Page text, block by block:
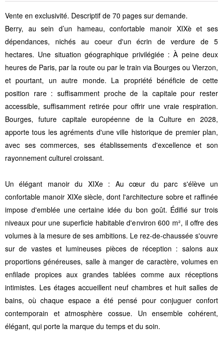
Vente en exclusivité. Descriptif de 70 pages sur demande.
Berry, au sein d’un hameau, confortable manoir XIXè et ses
dépendances, nichés au coeur d'un écrin de verdure de 5
hectares. Une situation géographique privilégiée : À peine deux
heures de Paris, par la route ou par le train via Bourges ou Vierzon,
et pourtant, un autre monde. La propriété bénéficie de cette
position rare : suffisamment proche de la capitale pour rester
accessible, suffisamment retirée pour offrir une vraie respiration.
Bourges, future capitale européenne de la Culture en 2028,
apporte tous les agréments d'une ville historique de premier plan,
avec ses commerces, ses établissements d'excellence et son
rayonnement culturel croissant.
Un élégant manoir du XIXe : Au cœur du parc s'élève un
confortable manoir XIXe siècle, dont l'architecture sobre et raffinée
impose d'emblée une certaine idée du bon goût. Édifié sur trois
niveaux pour une superficie habitable d'environ 600 m², il offre des
volumes à la mesure de ses ambitions. Le rez-de-chaussée s'ouvre
sur de vastes et lumineuses pièces de réception : salons aux
proportions généreuses, salle à manger de caractère, volumes en
enfilade propices aux grandes tablées comme aux réceptions
intimistes. Les étages accueillent neuf chambres et huit salles de
bains, où chaque espace a été pensé pour conjuguer confort
contemporain et atmosphère cossue. Un ensemble cohérent,
élégant, qui porte la marque du temps et du soin.